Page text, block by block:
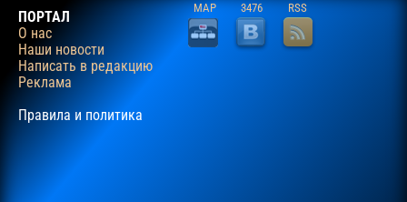
ПОРТАЛ
О нас
Наши новости
Написать в редакцию
Реклама
Правила и политика
MAP 3476 RSS